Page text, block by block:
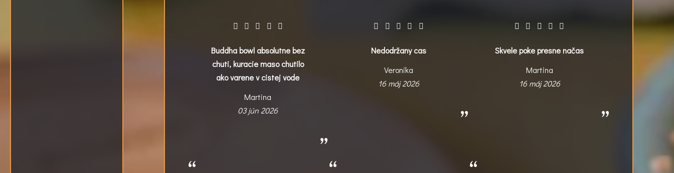
Buddha bowl absolutne bez
chuti, kuracie maso chutilo
ako varene v cistej vode
Martina
03 jún 2026
Nedodržany cas
Veronika
16 máj 2026
Skvele poke presne načas
Martina
16 máj 2026